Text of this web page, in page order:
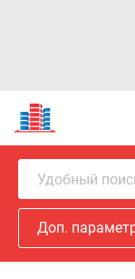
Новостройки
Квартиры
Ипотека
Новостройки
Москвы
Новостройки
Подмосковья
Новостройки
Удобный
Доп.